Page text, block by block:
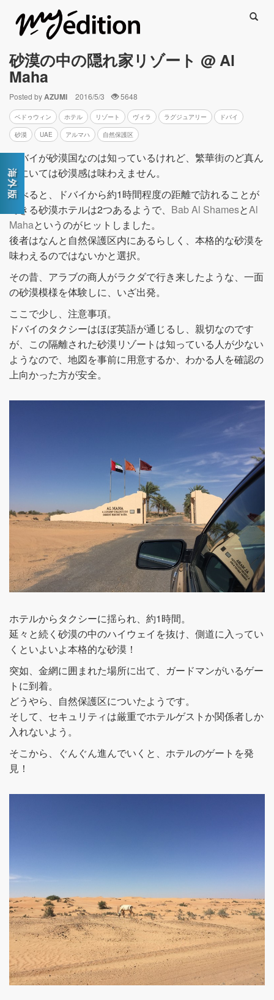
砂漠の中の隠れ家リゾート @ Al
Maha
Posted byAZUMI 2016/5/3 5648
ベドゥウィン ホテル リゾート ヴィラ ラグジュアリー ドバイ
砂漠 UAE アルマハ 自然保護区
ドバイが砂漠国なのは知っているけれど、繁華街のど真ん
中にいては砂漠感は味わえません。
調べると、ドバイから約1時間程度の距離で訪れることが
できる砂漠ホテルは2つあるようで、 Bab Al ShamesとAl
Mahaというのがヒットしました。
後者はなんと自然保護区内にあるらしく、本格的な砂漠を
味わえるのではないかと選択。
その昔、アラブの商人がラクダで行き来したような、一面
の砂漠模様を体験しに、いざ出発。
ここで少し、注意事項。
ドバイのタクシーはほぼ英語が通じるし、親切なのです
が、この隔離された砂漠リゾートは知っている人が少ない
ようなので、地図を事前に用意するか、わかる人を確認の
上向かった方が安全。
ホテルからタクシーに揺られ、約1時間。
延々と続く砂漠の中のハイウェイを抜け、側道に入ってい
くといよいよ本格的な砂漠！
突如、金網に囲まれた場所に出て、ガードマンがいるゲー
トに到着。
どうやら、自然保護区についたようです。
そして、セキュリティは厳重でホテルゲストか関係者しか
入れないよう。
そこから、ぐんぐん進んでいくと、ホテルのゲートを発
見！